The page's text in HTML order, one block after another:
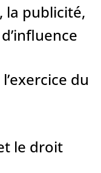
la publicité,
du
le droit